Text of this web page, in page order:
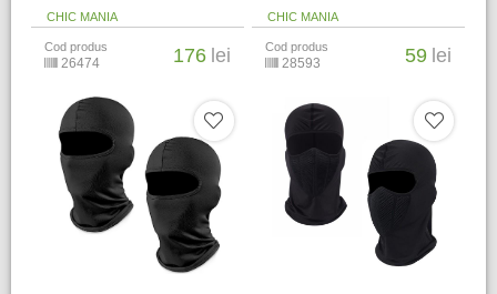
CHIC MANIA
Cod produs
26474 176 lei
CHIC MANIA
Cod produs
28593 59 lei